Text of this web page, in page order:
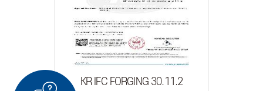
KR IFC FORGING 30.11.2